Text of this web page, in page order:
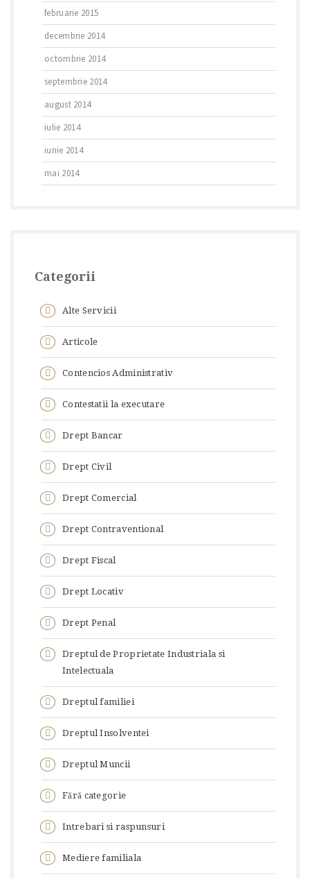
februarie 2015
decembrie 2014
octombrie 2014
septembrie 2014
august 2014
iulie 2014
iunie 2014
mai 2014
Categorii
Alte Servicii
Articole
Contencios Administrativ
Contestatii la executare
Drept Bancar
Drept Civil
Drept Comercial
Drept Contraventional
Drept Fiscal
Drept Locativ
Drept Penal
Dreptul de Proprietate Industriala si
Intelectuala
Dreptul familiei
Dreptul Insolventei
Dreptul Muncii
Fără categorie
Intrebari si raspunsuri
Mediere familiala